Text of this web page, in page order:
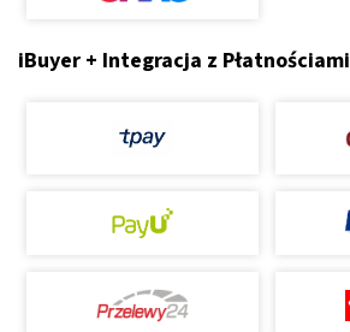
iBuyer + Integracja z Płatnościami